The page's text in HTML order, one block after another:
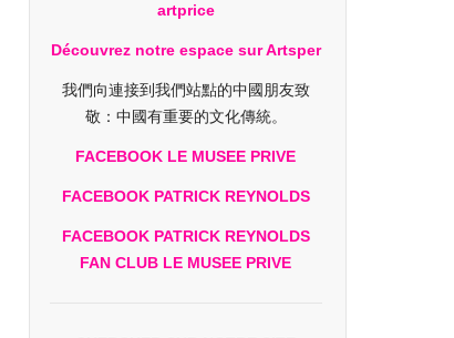
artprice
Découvrez notre espace sur Artsper
我們向連接到我們站點的中國朋友致
敬：中國有重要的文化傳統。
FACEBOOK LE MUSEE PRIVE
FACEBOOK PATRICK REYNOLDS
FACEBOOK PATRICK REYNOLDS
FAN CLUB LE MUSEE PRIVE